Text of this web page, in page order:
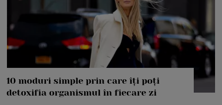
10 moduri simple prin care îți poți
detoxifia organismul în fiecare zi